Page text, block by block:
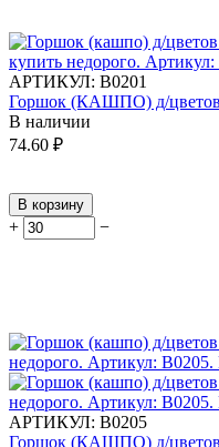
АРТИКУЛ: В0201
Горшок (КАШПО) д/цветов
В наличии
74.60 ₽
В корзину
+ −
АРТИКУЛ: В0205
Горшок (КАШПО) д/цветов